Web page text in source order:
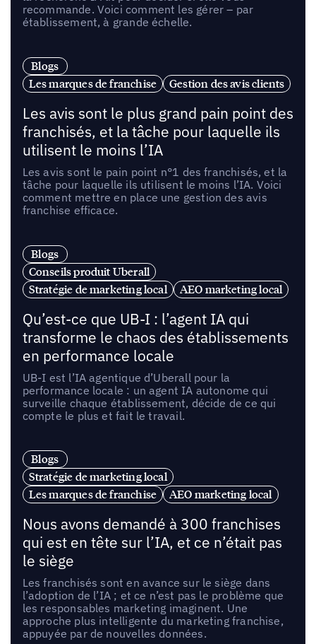
recommande. Voici comment les gérer – par
établissement, à grande échelle.
Blogs
Les marques de franchise
Gestion des avis clients
Les avis sont le plus grand pain point des
franchisés, et la tâche pour laquelle ils
utilisent le moins l’IA
Les avis sont le pain point n°1 des franchisés, et la
tâche pour laquelle ils utilisent le moins l’IA. Voici
comment mettre en place une gestion des avis
franchise efficace.
Blogs
Conseils produit Uberall
Stratégie de marketing local
AEO marketing local
Qu’est-ce que UB-I : l’agent IA qui
transforme le chaos des établissements
en performance locale
UB-I est l’IA agentique d’Uberall pour la
performance locale : un agent IA autonome qui
surveille chaque établissement, décide de ce qui
compte le plus et fait le travail.
Blogs
Stratégie de marketing local
Les marques de franchise
AEO marketing local
Nous avons demandé à 300 franchises
qui est en tête sur l’IA, et ce n’était pas
le siège
Les franchisés sont en avance sur le siège dans
l’adoption de l’IA ; et ce n’est pas le problème que
les responsables marketing imaginent. Une
approche plus intelligente du marketing franchise,
appuyée par de nouvelles données.